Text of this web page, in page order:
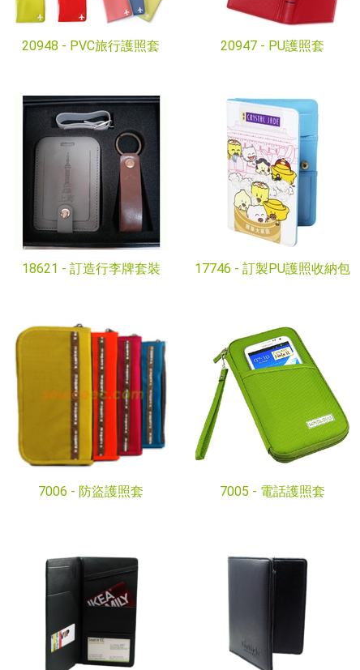
20948 - PVC旅行護照套 20947 - PU護照套
18621 - 訂造行李牌套裝 17746 - 訂製PU護照收納包
7006 - 防盜護照套 7005 - 電話護照套